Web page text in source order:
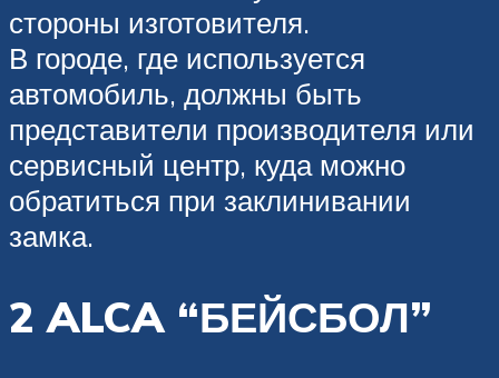
стороны изготовителя.
В городе, где используется
автомобиль, должны быть
представители производителя или
сервисный центр, куда можно
обратиться при заклинивании
замка.
2 ALCA “БЕЙСБОЛ”